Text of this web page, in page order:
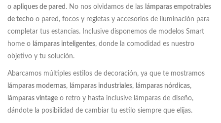
o apliques de pared . No nos olvidamos de las lámparas empotrables
de techo o pared, focos y regletas y accesorios de iluminación para
completar tus estancias. Inclusive disponemos de modelos Smart
home o lámparas inteligentes, donde la comodidad es nuestro
objetivo y tu solución.
Abarcamos múltiples estilos de decoración, ya que te mostramos
lámparas modernas, lámparas industriales, lámparas nórdicas,
lámparas vintage o retro y hasta inclusive lámparas de diseño,
dándote la posibilidad de cambiar tu estilo siempre que elijas.